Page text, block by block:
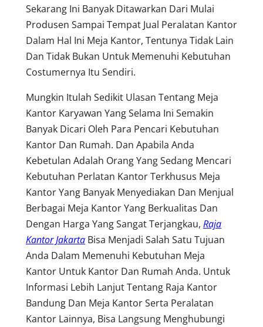
Sekarang Ini Banyak Ditawarkan Dari Mulai
Produsen Sampai Tempat Jual Peralatan Kantor
Dalam Hal Ini Meja Kantor, Tentunya Tidak Lain
Dan Tidak Bukan Untuk Memenuhi Kebutuhan
Costumernya Itu Sendiri.
Mungkin Itulah Sedikit Ulasan Tentang Meja
Kantor Karyawan Yang Selama Ini Semakin
Banyak Dicari Oleh Para Pencari Kebutuhan
Kantor Dan Rumah. Dan Apabila Anda
Kebetulan Adalah Orang Yang Sedang Mencari
Kebutuhan Perlatan Kantor Terkhusus Meja
Kantor Yang Banyak Menyediakan Dan Menjual
Berbagai Meja Kantor Yang Berkualitas Dan
Dengan Harga Yang Sangat Terjangkau, Raja
Kantor Jakarta Bisa Menjadi Salah Satu Tujuan
Anda Dalam Memenuhi Kebutuhan Meja
Kantor Untuk Kantor Dan Rumah Anda. Untuk
Informasi Lebih Lanjut Tentang Raja Kantor
Bandung Dan Meja Kantor Serta Peralatan
Kantor Lainnya, Bisa Langsung Menghubungi